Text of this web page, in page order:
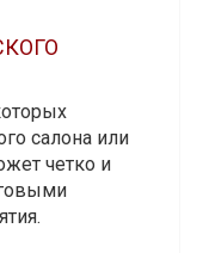
салона или
четко и